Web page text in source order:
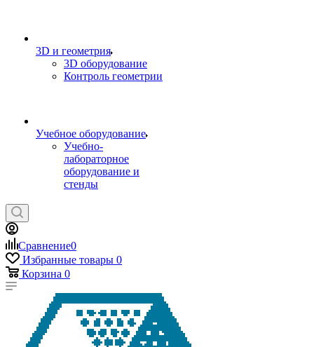
3D и геометрия
3D оборудование
Контроль геометрии
Учебное оборудование
Учебно-
лабораторное
оборудование и
стенды
Сравнение0
Избранные товары 0
Корзина 0